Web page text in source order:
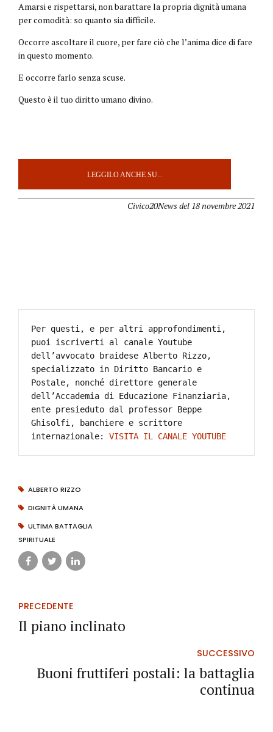
Amarsi e rispettarsi, non barattare la propria dignità umana
per comodità: so quanto sia difficile.
Occorre ascoltare il cuore, per fare ciò che l’anima dice di fare
in questo momento.
E occorre farlo senza scuse.
Questo è il tuo diritto umano divino.
LEGGILO ANCHE SU...
Civico20News del 18 novembre 2021
Per questi, e per altri approfondimenti,
puoi iscriverti al canale Youtube
dell’avvocato braidese Alberto Rizzo,
specializzato in Diritto Bancario e
Postale, nonché direttore generale
dell’Accademia di Educazione Finanziaria,
ente presieduto dal professor Beppe
Ghisolfi, banchiere e scrittore
internazionale: VISITA IL CANALE YOUTUBE
ALBERTO RIZZO
DIGNITÀ UMANA
ULTIMA BATTAGLIA
SPIRITUALE
PRECEDENTE
Il piano inclinato
SUCCESSIVO
Buoni fruttiferi postali: la battaglia
continua